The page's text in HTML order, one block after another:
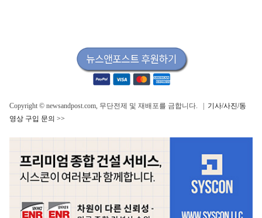
Copyright © newsandpost.com, 무단전제 및 재배포를 금합니다. | 기사/사진/동
영상 구입 문의 >>